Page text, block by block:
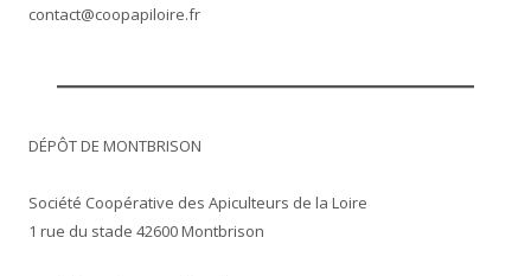
contact@coopapiloire.fr
DÉPÔT DE MONTBRISON
Société Coopérative des Apiculteurs de la Loire
1 rue du stade 42600 Montbrison